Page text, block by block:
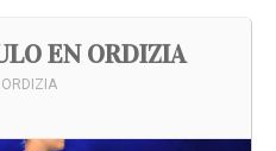
EN ORDIZIA
ORDIZIA